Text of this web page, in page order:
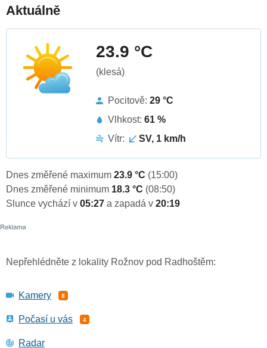
Aktuálně
23.9 °C
(klesá)
Pocitově: 29 °C
Vlhkost: 61 %
Vítr:
SV, 1 km/h
Dnes změřené maximum 23.9 °C (15:00)
Dnes změřené minimum 18.3 °C (08:50)
Slunce vychází v 05:27 a zapadá v 20:19
Nepřehlédněte z lokality Rožnov pod Radhoštěm:
Kamery 8
Počasí u vás 4
Radar